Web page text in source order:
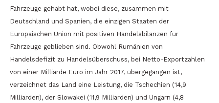
Fahrzeuge gehabt hat, wobei diese, zusammen mit
Deutschland und Spanien, die einzigen Staaten der
Europäischen Union mit positiven Handelsbilanzen für
Fahrzeuge geblieben sind. Obwohl Rumänien von
Handelsdefizit zu Handelsüberschuss, bei Netto-Exportzahlen
von einer Milliarde Euro im Jahr 2017, übergegangen ist,
verzeichnet das Land eine Leistung, die Tschechien (14,9
Milliarden), der Slowakei (11,9 Milliarden) und Ungarn (4,8